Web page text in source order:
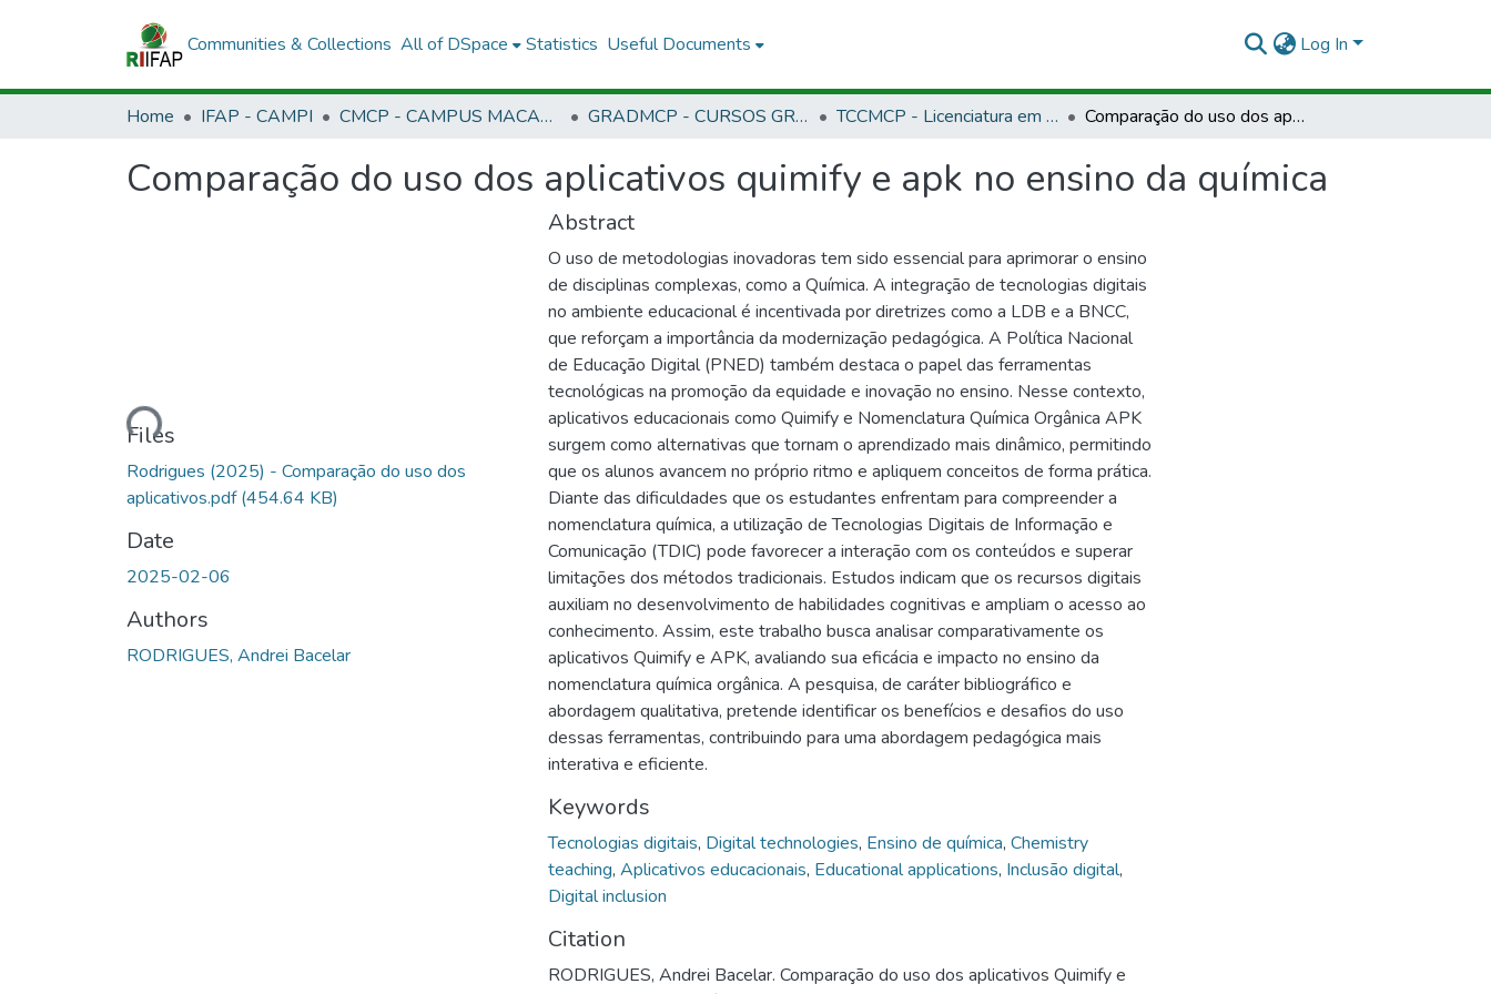
Communities & Collections All of DSpace Statistics Useful Documents Log In
Home IFAP - CAMPI CMCP - CAMPUS MACAPÁ GRADMCP - CURSOS GRADUAÇÃO - CAMPUS MACAPÁ TCCMCP - Licenciatura em Química Comparação do uso dos aplicativos quimify e apk no ensino da química
Comparação do uso dos aplicativos quimify e apk no ensino da química
Loading...
Files
Rodrigues (2025) - Comparação do uso dos
aplicativos.pdf(454.64 KB)
Date
2025-02-06
Authors
RODRIGUES, Andrei Bacelar
Abstract
O uso de metodologias inovadoras tem sido essencial para aprimorar o ensino
de disciplinas complexas, como a Química. A integração de tecnologias digitais
no ambiente educacional é incentivada por diretrizes como a LDB e a BNCC,
que reforçam a importância da modernização pedagógica. A Política Nacional
de Educação Digital (PNED) também destaca o papel das ferramentas
tecnológicas na promoção da equidade e inovação no ensino. Nesse contexto,
aplicativos educacionais como Quimify e Nomenclatura Química Orgânica APK
surgem como alternativas que tornam o aprendizado mais dinâmico, permitindo
que os alunos avancem no próprio ritmo e apliquem conceitos de forma prática.
Diante das dificuldades que os estudantes enfrentam para compreender a
nomenclatura química, a utilização de Tecnologias Digitais de Informação e
Comunicação (TDIC) pode favorecer a interação com os conteúdos e superar
limitações dos métodos tradicionais. Estudos indicam que os recursos digitais
auxiliam no desenvolvimento de habilidades cognitivas e ampliam o acesso ao
conhecimento. Assim, este trabalho busca analisar comparativamente os
aplicativos Quimify e APK, avaliando sua eficácia e impacto no ensino da
nomenclatura química orgânica. A pesquisa, de caráter bibliográfico e
abordagem qualitativa, pretende identificar os benefícios e desafios do uso
dessas ferramentas, contribuindo para uma abordagem pedagógica mais
interativa e eficiente.
Keywords
Tecnologias digitais, Digital technologies, Ensino de química, Chemistry
teaching, Aplicativos educacionais, Educational applications, Inclusão digital,
Digital inclusion
Citation
RODRIGUES, Andrei Bacelar. Comparação do uso dos aplicativos Quimify e